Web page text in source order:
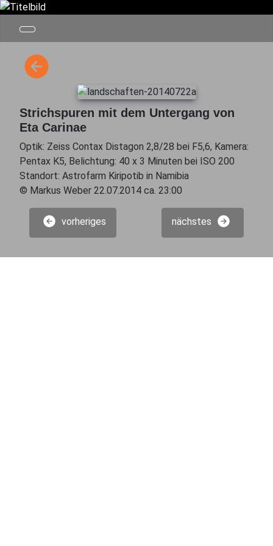
Strichspuren mit dem Untergang von
Eta Carinae
Optik: Zeiss Contax Distagon 2,8/28 bei F5,6, Kamera:
Pentax K5, Belichtung: 40 x 3 Minuten bei ISO 200
Standort: Astrofarm Kiripotib in Namibia
© Markus Weber 22.07.2014 ca. 23:00
vorheriges nächstes